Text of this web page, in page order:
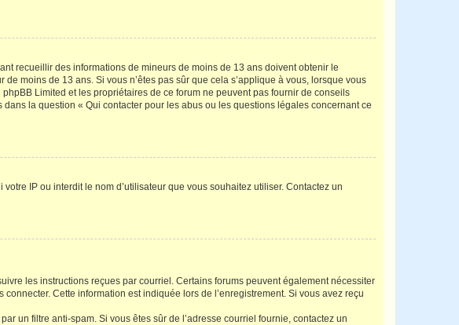
recueillir des informations de mineurs de moins de 13 ans doivent obtenir le
moins de 13 ans. Si vous n’êtes pas sûr que cela s’applique à vous, lorsque vous
Limited et les propriétaires de ce forum ne peuvent pas fournir de conseils
la question « Qui contacter pour les abus ou les questions légales concernant ce
IP ou interdit le nom d’utilisateur que vous souhaitez utiliser. Contactez un
les instructions reçues par courriel. Certains forums peuvent également nécessiter
Cette information est indiquée lors de l’enregistrement. Si vous avez reçu
un filtre anti-spam. Si vous êtes sûr de l’adresse courriel fournie, contactez un